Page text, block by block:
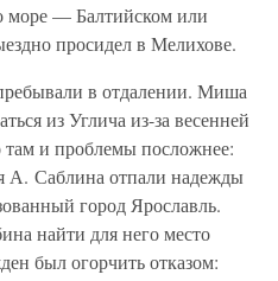
море — Балтийском или
просидел в Мелихове.
в отдалении. Миша
из Углича из-за весенней
и проблемы посложнее:
А. Саблина отпали надежды
город Ярославль.
найти для него место
был огорчить отказом: